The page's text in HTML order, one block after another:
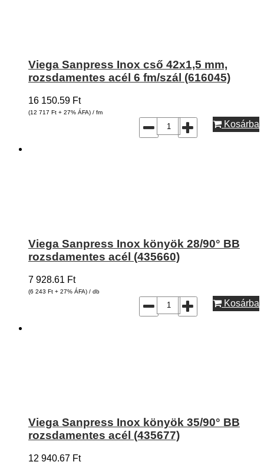
Viega Sanpress Inox cső 42x1,5 mm,
rozsdamentes acél 6 fm/szál (616045)
16 150.59 Ft
(12 717 Ft + 27% ÁFA) / fm
Kosárba
Viega Sanpress Inox könyök 28/90° BB
rozsdamentes acél (435660)
7 928.61 Ft
(6 243 Ft + 27% ÁFA) / db
Kosárba
Viega Sanpress Inox könyök 35/90° BB
rozsdamentes acél (435677)
12 940.67 Ft